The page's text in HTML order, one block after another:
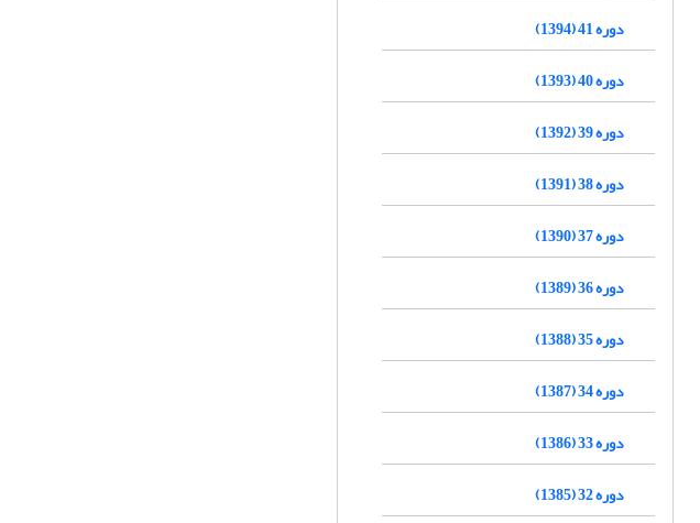
دوره 41 (1394)
دوره 40 (1393)
دوره 39 (1392)
دوره 38 (1391)
دوره 37 (1390)
دوره 36 (1389)
دوره 35 (1388)
دوره 34 (1387)
دوره 33 (1386)
دوره 32 (1385)